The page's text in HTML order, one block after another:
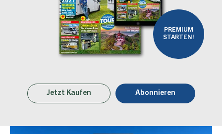
PREMIUM
STARTEN!
Jetzt Kaufen Abonnieren